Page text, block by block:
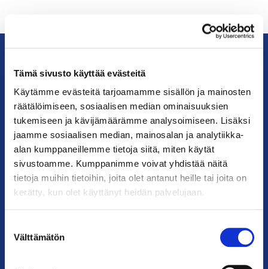
Tämä sivusto käyttää evästeitä
Käytämme evästeitä tarjoamamme sisällön ja mainosten
räätälöimiseen, sosiaalisen median ominaisuuksien
tukemiseen ja kävijämäärämme analysoimiseen. Lisäksi
jaamme sosiaalisen median, mainosalan ja analytiikka-
alan kumppaneillemme tietoja siitä, miten käytät
sivustoamme. Kumppanimme voivat yhdistää näitä
tietoja muihin tietoihin, joita olet antanut heille tai joita on
kerätty, kun olet käyttänyt heidän palvelujaan.
valinta
Välttämätön
KauppakamariHelsingin
seudun
kauppakamari
YHTEYSTIEDOT
Helsingin toimisto
Käyntiosoite: Kalevankatu 12, 00100 Helsinki
kauppakamari@helsinki.chamber.fi